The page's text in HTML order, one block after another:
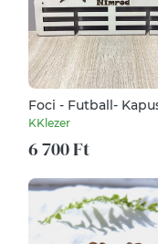
Foci - Futball-
Éremtartó
KKlezer
6 700 Ft